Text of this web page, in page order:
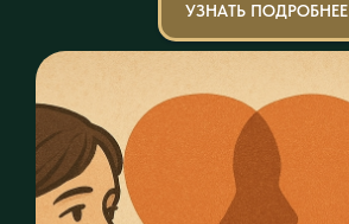
УЗНАТЬ ПОДРОБНЕЕ